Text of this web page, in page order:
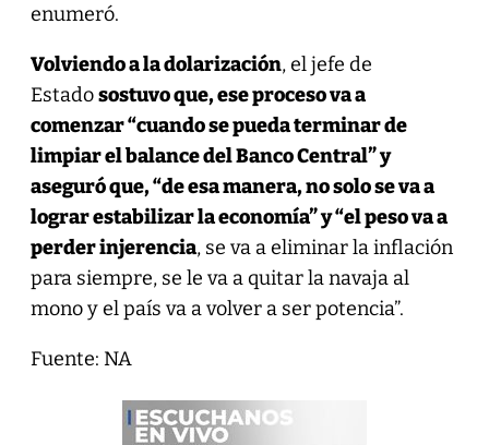
enumeró.
Volviendo a la dolarización, el jefe de
Estadosostuvo que, ese proceso va a
comenzar “cuando se pueda terminar de
limpiar el balance del Banco Central” y
aseguró que, “de esa manera, no solo se va a
lograr estabilizar la economía” y “el peso va a
perder injerencia, se va a eliminar la inflación
para siempre, se le va a quitar la navaja al
mono y el país va a volver a ser potencia”.
Fuente: NA